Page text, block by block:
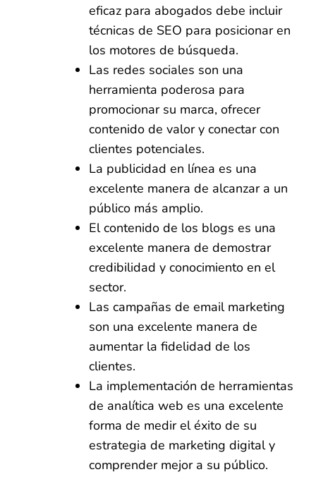
eficaz para abogados debe incluir
técnicas de SEO para posicionar en
los motores de búsqueda.
Las redes sociales son una
herramienta poderosa para
promocionar su marca, ofrecer
contenido de valor y conectar con
clientes potenciales.
La publicidad en línea es una
excelente manera de alcanzar a un
público más amplio.
El contenido de los blogs es una
excelente manera de demostrar
credibilidad y conocimiento en el
sector.
Las campañas de email marketing
son una excelente manera de
aumentar la fidelidad de los
clientes.
La implementación de herramientas
de analítica web es una excelente
forma de medir el éxito de su
estrategia de marketing digital y
comprender mejor a su público.